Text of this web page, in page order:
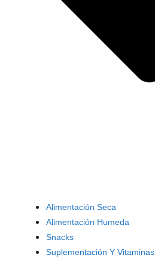
Alimentación Seca
Alimentación Humeda
Snacks
Suplementación Y Vitaminas